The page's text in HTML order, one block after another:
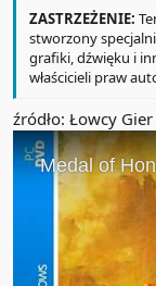
ZASTRZEŻENIE:
stworzony
grafiki, dźwięku i
właścicieli praw
źródło: Łowcy Gier